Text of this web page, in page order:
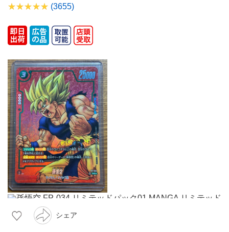
(3655)
シェア